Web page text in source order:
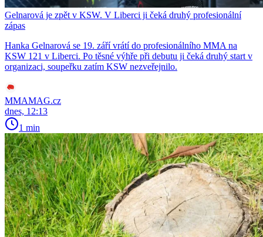
Gelnarová je zpět v KSW. V Liberci ji čeká druhý profesionální
zápas
Hanka Gelnarová se 19. září vrátí do profesionálního MMA na
KSW 121 v Liberci. Po těsné výhře při debutu ji čeká druhý start v
organizaci, soupeřku zatím KSW nezveřejnilo.
MMAMAG.cz
dnes, 12:13
1 min